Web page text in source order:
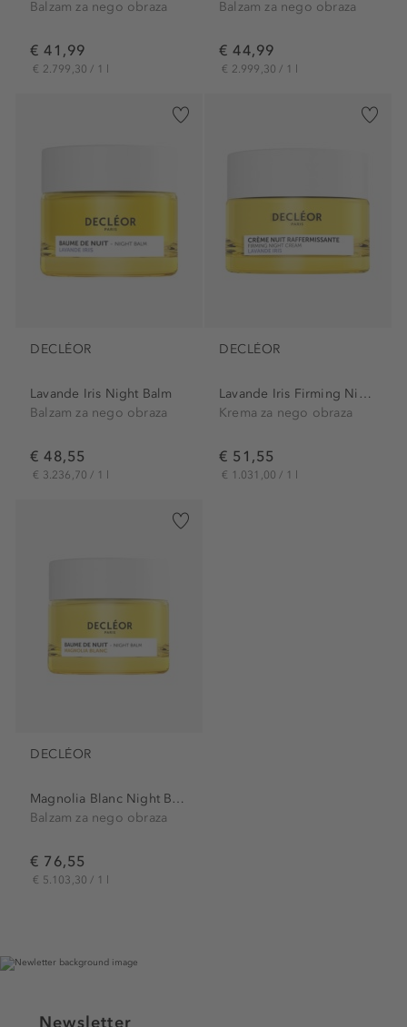
Balzam za nego obraza
€ 41,99
€ 2.799,30 / 1 l
Balzam za nego obraza
€ 44,99
€ 2.999,30 / 1 l
DECLÉOR
Lavande Iris Night Balm
Balzam za nego obraza
€ 48,55
€ 3.236,70 / 1 l
DECLÉOR
Lavande Iris Firming Night...
Krema za nego obraza
€ 51,55
€ 1.031,00 / 1 l
DECLÉOR
Magnolia Blanc Night Balm
Balzam za nego obraza
€ 76,55
€ 5.103,30 / 1 l
Newsletter